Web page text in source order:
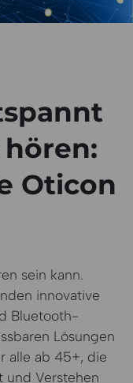
Oticon
sein kann.
innovative
Bluetooth-
Lösungen
alle ab 45+, die
und Verstehen